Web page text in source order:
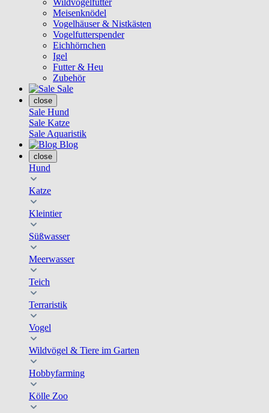
Wildvogelfutter
Meisenknödel
Vogelhäuser & Nistkästen
Vogelfutterspender
Eichhörnchen
Igel
Futter & Heu
Zubehör
Sale
close
Sale Hund
Sale Katze
Sale Aquaristik
Blog
close
Hund
Katze
Kleintier
Süßwasser
Meerwasser
Teich
Terraristik
Vogel
Wildvögel & Tiere im Garten
Hobbyfarming
Kölle Zoo